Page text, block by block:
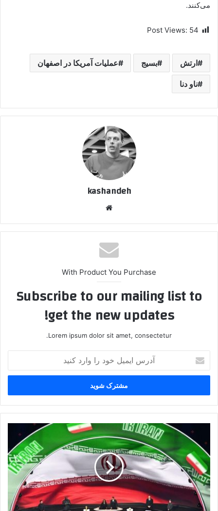
می‌کنند.
Post Views: 54
ارتش بسیج عملیات آمریکا در اصفهان
ناو دنا
kashandeh
With Product You Purchase
Subscribe to our mailing list to
get the new updates!
Lorem ipsum dolor sit amet, consectetur.
ایمیل
خود
وارد
کنید
دنبال
ماده
قانونی
دریافت
سهمیه
جام